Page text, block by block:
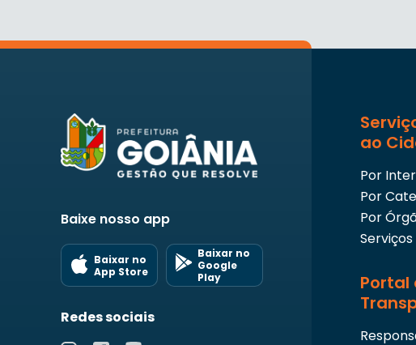
Baixe nosso app
Baixar no
App Store
Baixar no
Google
Play
Redes sociais
ao
Por
Por
Por
Serviços
Portal